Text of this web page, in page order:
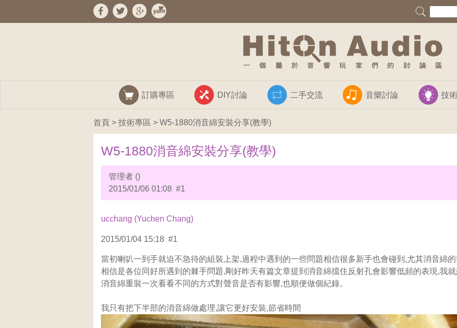
訂購專區 DIY討論 二手交流 音樂討論 技
首頁 > 技術專區 > W5-1880消音綿安裝分享(教學)
W5-1880消音綿安裝分享(教學)
管理者 ()
2015/01/06 01:08 #1
ucchang (Yuchen Chang)
2015/01/04 15:18 #1
當初喇叭一到手就迫不急待的組裝上架,過程中遇到的一些問題相信很多新手也會碰到,尤其消音綿
相信是各位同好所遇到的棘手問題,剛好昨天有篇文章提到消音綿擋住反射孔會影響低頻的表現,我
消音綿重裝一次看看不同的方式對聲音是否有影響,也順便做個紀錄。
我只有把下半部的消音綿做處理,讓它更好安裝,節省時間